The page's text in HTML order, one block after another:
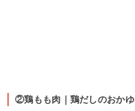
②鶏もも肉｜鶏だしのおかゆ